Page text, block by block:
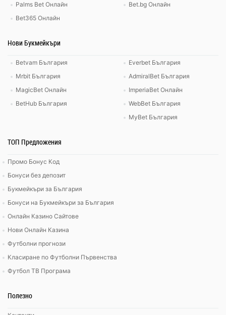
Palms Bet Онлайн
Bet365 Онлайн
Bet.bg Онлайн
Нови Букмейкъри
Betvam България
Mrbit България
MagicBet Онлайн
BetHub България
Everbet България
AdmiralBet България
ImperiaBet Онлайн
WebBet България
MyBet България
ТОП Предложения
Промо Бонус Код
Бонуси без депозит
Букмейкъри за България
Бонуси на Букмейкъри за България
Онлайн Казино Сайтове
Нови Онлайн Казина
Футболни прогнози
Класиране по Футболни Първенства
Футбол ТВ Програма
Полезно